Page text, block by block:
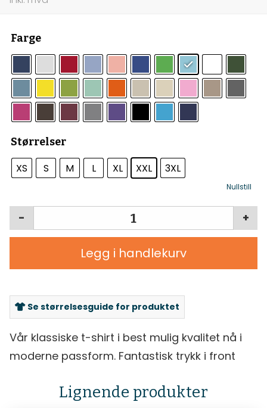
Farge
Størrelser
XS S M L XL XXL 3XL
Nullstill
+
-
Legg i handlekurv
Se størrelsesguide for produktet
Vår klassiske t-shirt i best mulig kvalitet nå i
moderne passform. Fantastisk trykk i front
Lignende produkter